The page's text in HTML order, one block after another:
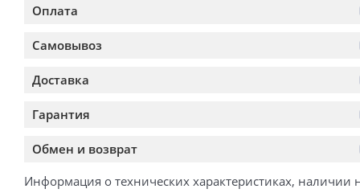
Оплата
Самовывоз
Доставка
Гарантия
Обмен и возврат
Информация о технических характеристиках, наличии